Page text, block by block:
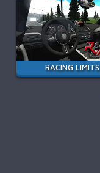
RACING LIMITS